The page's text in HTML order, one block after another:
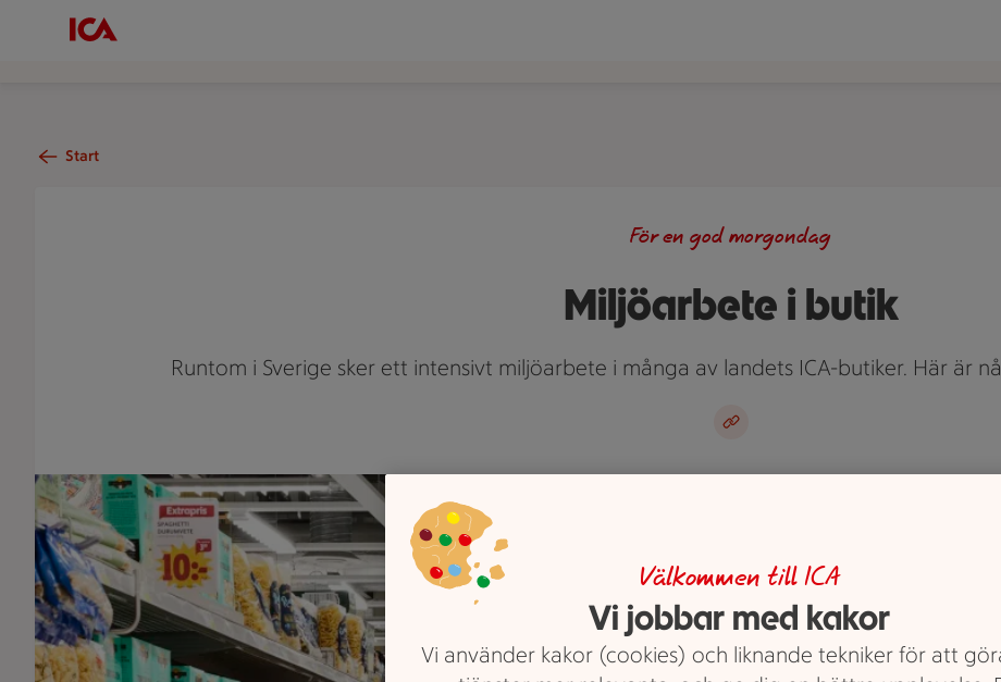
Start
För en god morgondag
Miljöarbete i butik
Runtom i Sverige sker ett intensivt miljöarbete i många av landets ICA-butiker. Här är
Välkommen till ICA
Vi jobbar med kakor
Vi använder kakor (cookies) och liknande tekniker för att